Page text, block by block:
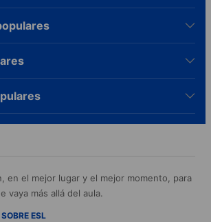
en el mejor lugar y el mejor momento, para
vaya más allá del aula.
ESL